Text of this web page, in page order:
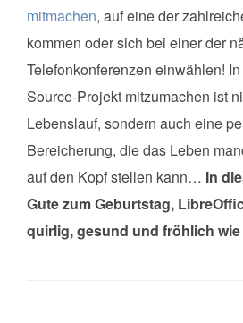
mitmachen, auf eine der
kommen oder sich bei einer der
Telefonkonferenzen einwählen!
Source-Projekt mitzumachen ist
Lebenslauf, sondern auch eine
Bereicherung, die das Leben
auf den Kopf stellen kann… In
Gute zum Geburtstag,
quirlig, gesund und fröhlich